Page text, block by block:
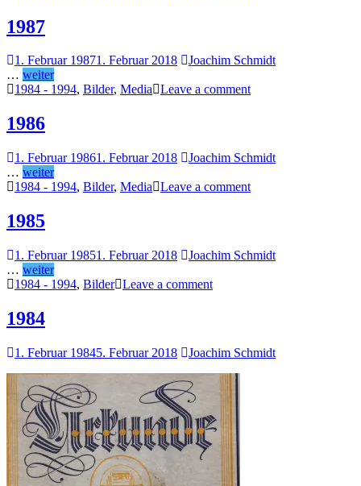
1987
1. Februar 19871. Februar 2018
Joachim Schmidt
… weiter
1984 - 1994, Bilder, Media Leave a comment
1986
1. Februar 19861. Februar 2018
Joachim Schmidt
… weiter
1984 - 1994, Bilder, Media Leave a comment
1985
1. Februar 19851. Februar 2018
Joachim Schmidt
… weiter
1984 - 1994, Bilder Leave a comment
1984
1. Februar 19845. Februar 2018 Joachim Schmidt